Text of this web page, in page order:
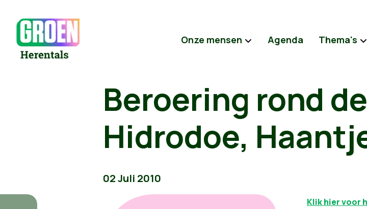
Onze mensen Agenda Thema's
Beroering rond
Hidrodoe,
02 Juli 2010
Klik hier voor